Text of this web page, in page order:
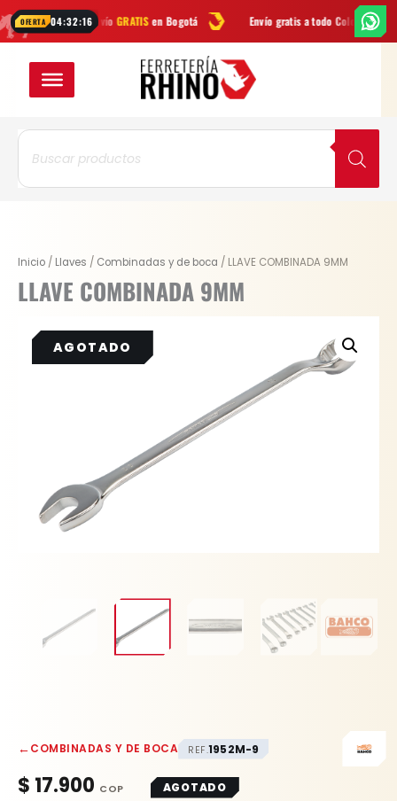
OFERTA 04:32:15
EnvíoGRATISen Bogotá Envío gratis a todo Colombia desde
al
Búsqueda
productos
Inicio / Llaves / Combinadas y de boca / LLAVE COMBINADA 9MM
LLAVE COMBINADA 9MM
←COMBINADAS Y DE BOCA REF.1952M-9
$ 17.900 AGOTADO